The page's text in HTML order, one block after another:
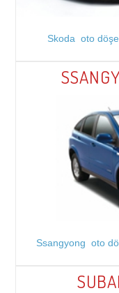
Skoda oto
Ssangyong oto